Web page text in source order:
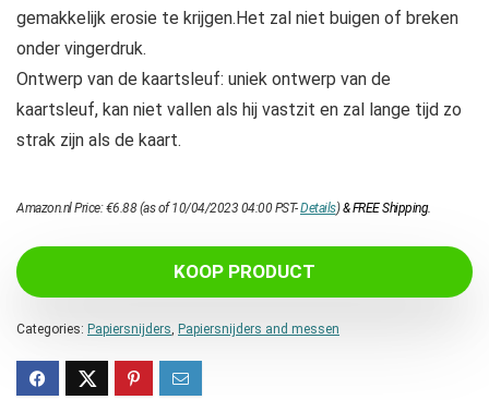
gemakkelijk erosie te krijgen.Het zal niet buigen of breken
onder vingerdruk.
Ontwerp van de kaartsleuf: uniek ontwerp van de
kaartsleuf, kan niet vallen als hij vastzit en zal lange tijd zo
strak zijn als de kaart.
Amazon.nl Price:€6.88(as of 10/04/2023 04:00 PST-Details)&FREE Shipping.
KOOP PRODUCT
Categories: Papiersnijders, Papiersnijders and messen